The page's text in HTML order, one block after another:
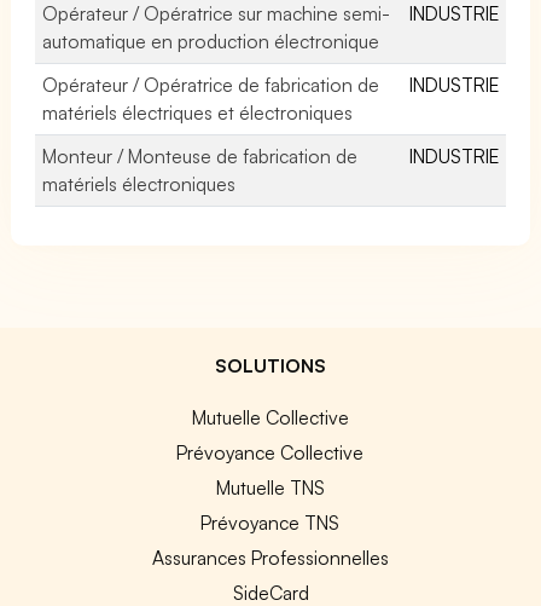
Opérateur / Opératrice sur machine semi-
automatique en production électronique
INDUSTRIE
Opérateur / Opératrice de fabrication de
matériels électriques et électroniques
INDUSTRIE
Monteur / Monteuse de fabrication de
matériels électroniques
INDUSTRIE
SOLUTIONS
Mutuelle Collective
Prévoyance Collective
Mutuelle TNS
Prévoyance TNS
Assurances Professionnelles
SideCard